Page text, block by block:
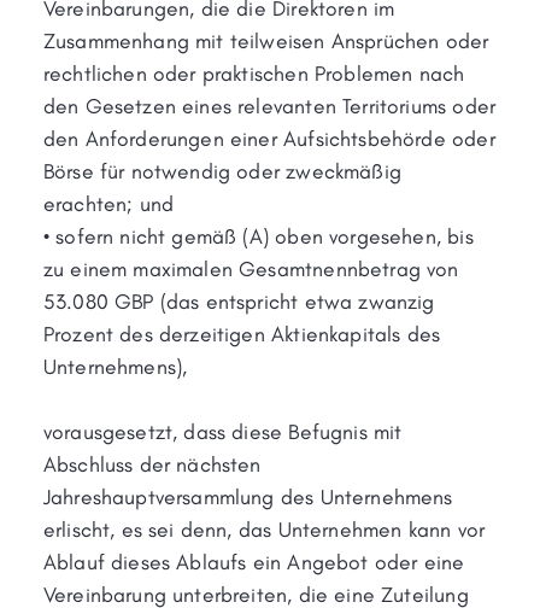
Vereinbarungen, die die Direktoren im
Zusammenhang mit teilweisen Ansprüchen oder
rechtlichen oder praktischen Problemen nach
den Gesetzen eines relevanten Territoriums oder
den Anforderungen einer Aufsichtsbehörde oder
Börse für notwendig oder zweckmäßig
erachten; und
• sofern nicht gemäß (A) oben vorgesehen, bis
zu einem maximalen Gesamtnennbetrag von
53.080 GBP (das entspricht etwa zwanzig
Prozent des derzeitigen Aktienkapitals des
Unternehmens),
vorausgesetzt, dass diese Befugnis mit
Abschluss der nächsten
Jahreshauptversammlung des Unternehmens
erlischt, es sei denn, das Unternehmen kann vor
Ablauf dieses Ablaufs ein Angebot oder eine
Vereinbarung unterbreiten, die eine Zuteilung